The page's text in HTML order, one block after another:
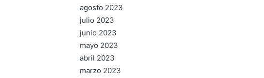
agosto 2023
julio 2023
junio 2023
mayo 2023
abril 2023
marzo 2023